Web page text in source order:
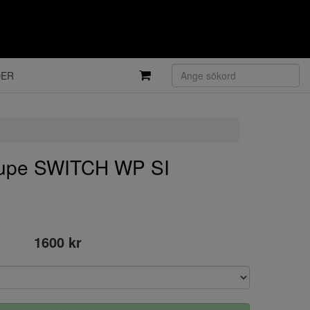
SWITCH WP SI
1600 kr